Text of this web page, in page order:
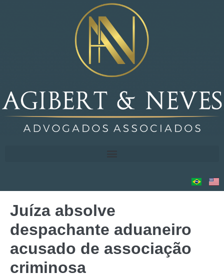
Juíza absolve
despachante aduaneiro
acusado de associação
criminosa